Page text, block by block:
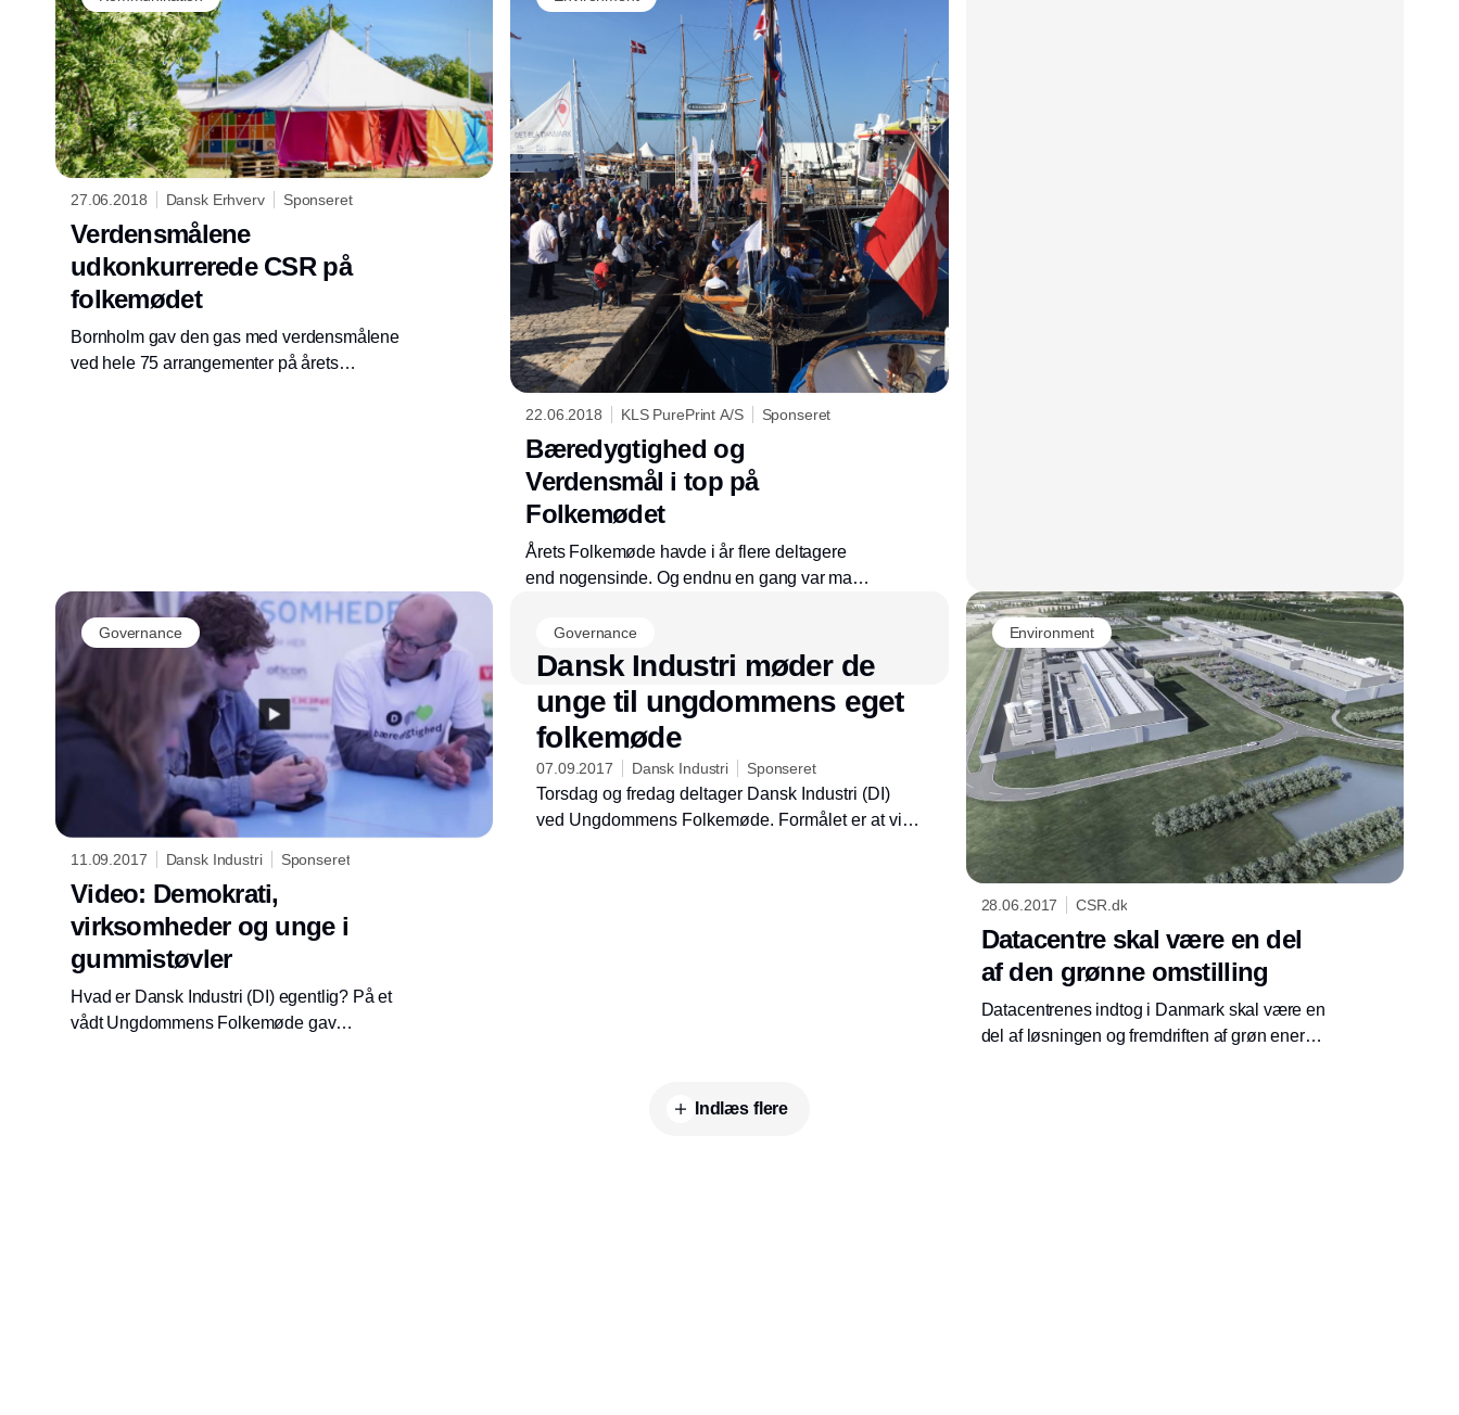
27.06.2018 Dansk Erhverv Sponseret
Verdensmålene
udkonkurrerede CSR på
folkemødet
Bornholm gav den gas med verdensmålene
ved hele 75 arrangementer på årets
22.06.2018 KLS PurePrint A/S Sponseret
Bæredygtighed og
Verdensmål i top på
Folkemødet
Årets Folkemøde havde i år flere deltagere
end nogensinde. Og endnu en gang var man
som kom fra alle dele af landet og fra
udlandet, havde mulighed for at høre og
deltage i mere end 3.000 debatter i løbet af de
fire dage. To af de emner som fyldte rigtig
meget, var bæredygtighed i bred forstand, og
FN's Verdensmål.
Governance
11.09.2017 Dansk Industri Sponseret
Video: Demokrati,
virksomheder og unge i
gummistøvler
Hvad er Dansk Industri (DI) egentlig? På et
vådt Ungdommens Folkemøde gav
Governance
Dansk Industri møder de
unge til ungdommens eget
folkemøde
07.09.2017 Dansk Industri Sponseret
Torsdag og fredag deltager Dansk Industri (DI)
ved Ungdommens Folkemøde. Formålet er at vise
Environment
28.06.2017 CSR.dk
Datacentre skal være en del
af den grønne omstilling
Datacentrenes indtog i Danmark skal være en
del af løsningen og fremdriften af grøn energi,
Indlæs flere